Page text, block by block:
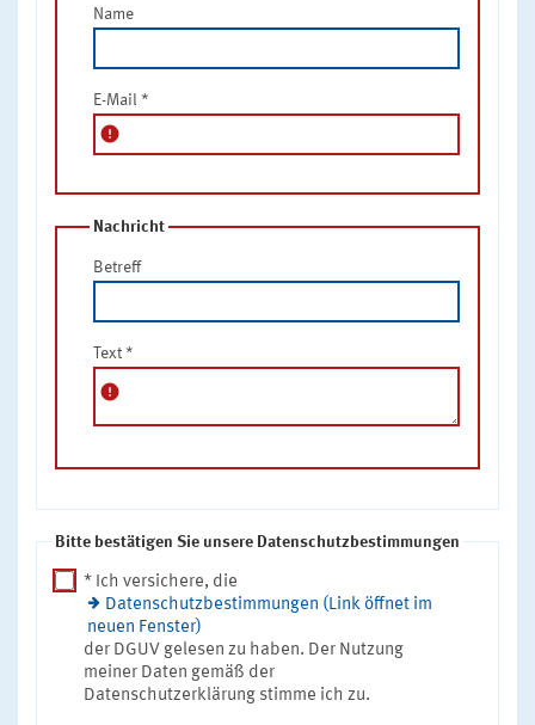
Name
E-Mail *
error
Nachricht
Betreff
Text *
error
Bitte bestätigen Sie unsere Datenschutzbestimmungen
* Ich versichere, die
Datenschutzbestimmungen (Link öffnet im
neuen Fenster)
der DGUV gelesen zu haben. Der Nutzung
meiner Daten gemäß der
Datenschutzerklärung stimme ich zu.